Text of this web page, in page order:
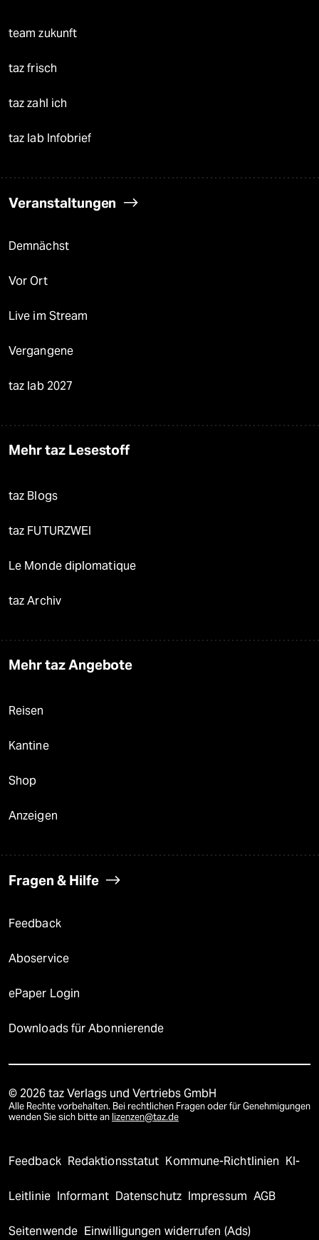
team zukunft
taz frisch
taz zahl ich
taz lab Infobrief
Veranstaltungen
Demnächst
Vor Ort
Live im Stream
Vergangene
taz lab 2027
Mehr taz Lesestoff
taz Blogs
taz FUTURZWEI
Le Monde diplomatique
taz Archiv
Mehr taz Angebote
Reisen
Kantine
Shop
Anzeigen
Fragen & Hilfe
Feedback
Aboservice
ePaper Login
Downloads für Abonnierende
© 2026 taz Verlags und Vertriebs GmbH
Alle Rechte vorbehalten. Bei rechtlichen Fragen oder für Genehmigungen
wenden Sie sich bitte an lizenzen@taz.de
Feedback Redaktionsstatut Kommune-Richtlinien KI-
Leitlinie Informant Datenschutz Impressum AGB
Seitenwende Einwilligungen widerrufen (Ads)